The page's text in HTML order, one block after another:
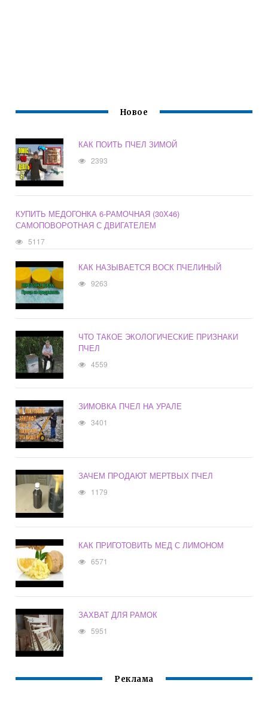
Новое
КАК ПОИТЬ ПЧЕЛ ЗИМОЙ
2393
КУПИТЬ МЕДОГОНКА 6-РАМОЧНАЯ (30Х46)
САМОПОВОРОТНАЯ С ДВИГАТЕЛЕМ
5117
КАК НАЗЫВАЕТСЯ ВОСК ПЧЕЛИНЫЙ
9263
ЧТО ТАКОЕ ЭКОЛОГИЧЕСКИЕ ПРИЗНАКИ
ПЧЕЛ
4559
ЗИМОВКА ПЧЕЛ НА УРАЛЕ
3401
ЗАЧЕМ ПРОДАЮТ МЕРТВЫХ ПЧЕЛ
1179
КАК ПРИГОТОВИТЬ МЕД С ЛИМОНОМ
6571
ЗАХВАТ ДЛЯ РАМОК
5951
Реклама